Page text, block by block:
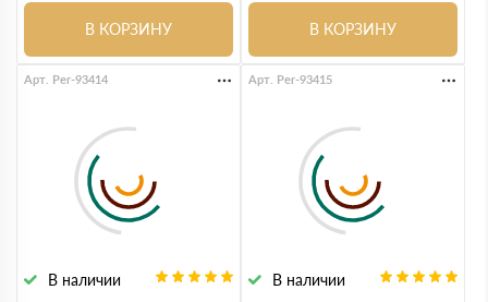
В КОРЗИНУ В КОРЗИНУ
В наличии
Арт. Per-93414
В наличии
Арт. Per-93415